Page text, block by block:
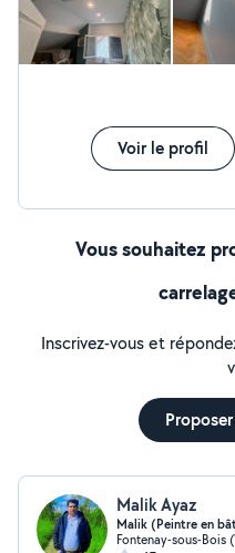
Voir le profil
Vous souhaitez
Inscrivez-vous et
Malik Ayaz
Malik (Peintre en
Fontenay-sous-Bois